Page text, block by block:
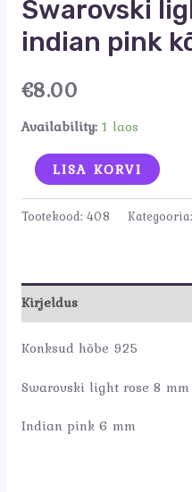
Swarovski
indian pink
€8.00
Availability: 1 laos
Swarovski
light
rose
pink
kõrvarõngad
kogus
LISA KORVI
Tootekood: 408 Kategooria:
Kirjeldus
Konksud hõbe 925
Swarovski light rose 8 mm
Indian pink 6 mm